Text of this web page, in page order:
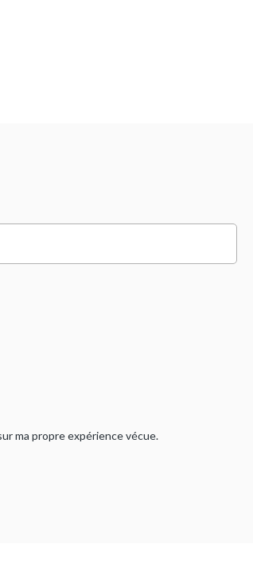
ma propre expérience vécue.